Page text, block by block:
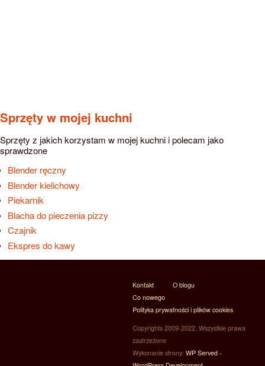
Sprzęty w mojej kuchni
Sprzęty z jakich korzystam w mojej kuchni i polecam jako
sprawdzone
Blender ręczny
Blender kielichowy
Piekarnik
Blacha do pieczenia pizzy
Czajnik
Ekspres do kawy
Kontakt
O blogu
Co nowego
Polityka prywatności i plików cookies
Copyrights 2009-2022. Wszystkie prawa
zastrzeżone
Wykonanie strony: WP Served -